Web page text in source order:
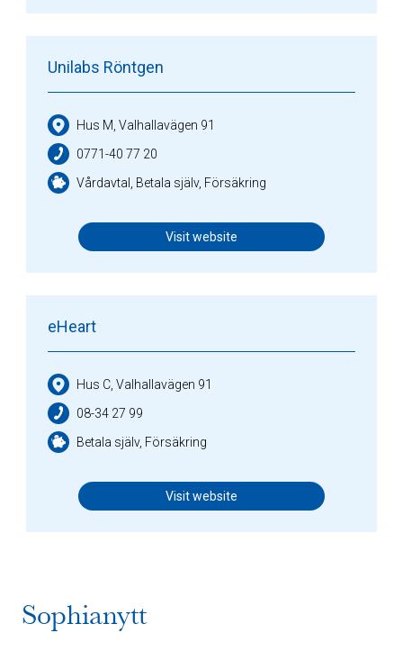
Unilabs Röntgen
Hus M, Valhallavägen 91
0771-40 77 20
Vårdavtal, Betala själv, Försäkring
Visit website
eHeart
Hus C, Valhallavägen 91
08-34 27 99
Betala själv, Försäkring
Visit website
Sophianytt